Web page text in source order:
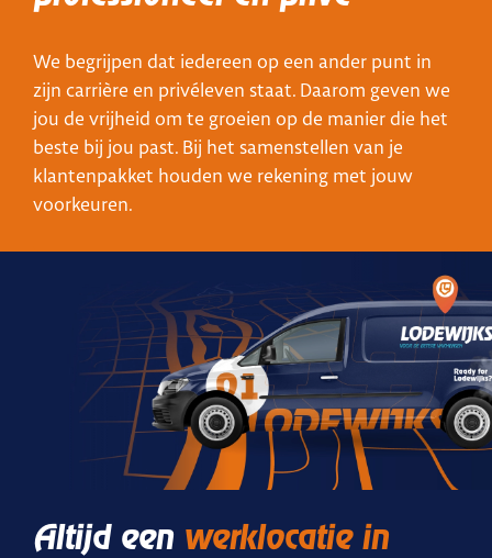
We begrijpen dat iedereen op een ander punt in
zijn carrière en privéleven staat. Daarom geven we
jou de vrijheid om te groeien op de manier die het
beste bij jou past. Bij het samenstellen van je
klantenpakket houden we rekening met jouw
voorkeuren.
Altijd een werklocatie in